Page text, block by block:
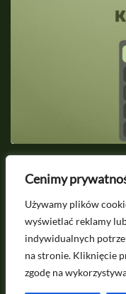
Cenimy
Używamy plików
wyświetlać reklamy
indywidualnych
na stronie. Kliknięcie
zgodę na
2026-07-16
Potrzebujesz porady?